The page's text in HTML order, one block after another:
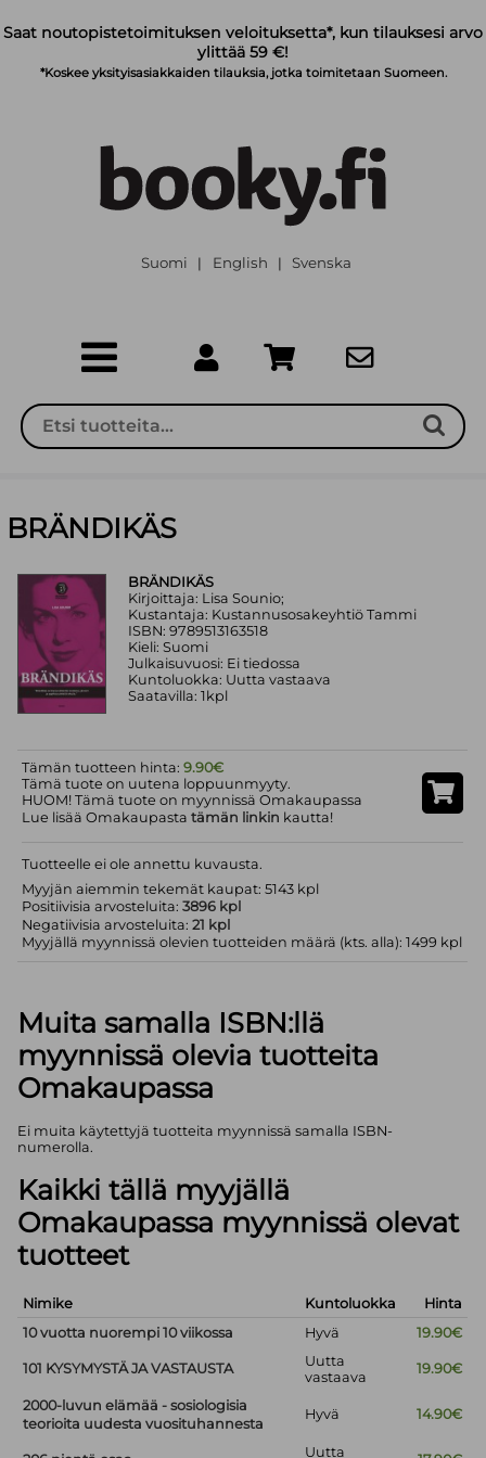
Saat noutopistetoimituksen veloituksetta*, kun tilauksesi arvo
ylittää 59 €!
*Koskee yksityisasiakkaiden tilauksia, jotka toimitetaan Suomeen.
Suomi | English | Svenska
BRÄNDIKÄS
BRÄNDIKÄS
Kirjoittaja: Lisa Sounio;
Kustantaja: Kustannusosakeyhtiö Tammi
ISBN: 9789513163518
Kieli: Suomi
Julkaisuvuosi: Ei tiedossa
Kuntoluokka: Uutta vastaava
Saatavilla: 1kpl
Tämän tuotteen hinta:9.90€
Tämä tuote on uutena loppuunmyyty.
HUOM! Tämä tuote on myynnissä Omakaupassa
Lue lisää Omakaupastatämän linkin kautta!
Tuotteelle ei ole annettu kuvausta.
Myyjän aiemmin tekemät kaupat: 5143 kpl
Positiivisia arvosteluita:3896 kpl
Negatiivisia arvosteluita:21 kpl
Myyjällä myynnissä olevien tuotteiden määrä (kts. alla): 1499 kpl
Muita samalla ISBN:llä
myynnissä olevia tuotteita
Omakaupassa
Ei muita käytettyjä tuotteita myynnissä samalla ISBN-
numerolla.
Kaikki tällä myyjällä
Omakaupassa myynnissä olevat
tuotteet
Nimike Kuntoluokka
Hinta
10 vuotta nuorempi 10 viikossa
Hyvä 19.90€
101 KYSYMYSTÄ JA VASTAUSTA
Uutta
vastaava
19.90€
2000-luvun elämää - sosiologisia
teorioita uudesta vuosituhannesta
Hyvä 14.90€
Uutta